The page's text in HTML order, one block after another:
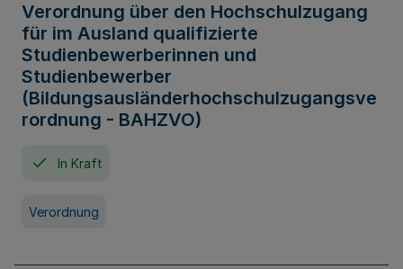
Verordnung über den Hochschulzugang
für im Ausland qualifizierte
Studienbewerberinnen und
Studienbewerber
(Bildungsausländerhochschulzugangsve
rordnung - BAHZVO)
In Kraft
Verordnung